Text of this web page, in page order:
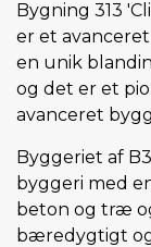
Bygning 313
er et
en unik
og det er et
avanceret
Byggeriet af
byggeri med
beton og træ
bæredygtigt